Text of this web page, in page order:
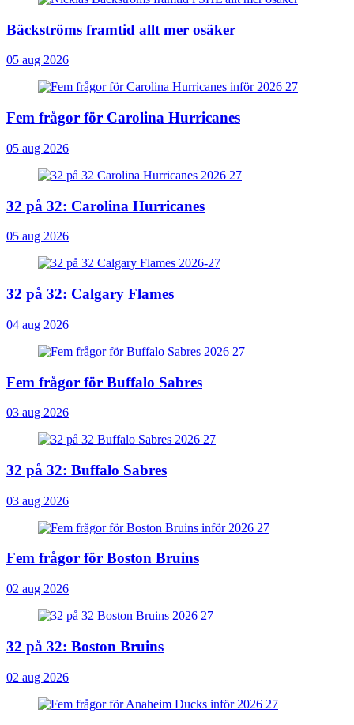
Bäckströms framtid allt mer osäker
05 aug 2026
Fem frågor för Carolina Hurricanes
05 aug 2026
32 på 32: Carolina Hurricanes
05 aug 2026
32 på 32: Calgary Flames
04 aug 2026
Fem frågor för Buffalo Sabres
03 aug 2026
32 på 32: Buffalo Sabres
03 aug 2026
Fem frågor för Boston Bruins
02 aug 2026
32 på 32: Boston Bruins
02 aug 2026